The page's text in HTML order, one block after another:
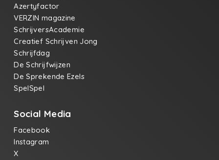
Azertyfactor
VERZIN magazine
SchrijversAcademie
Creatief Schrijven Jong
Schrijfdag
De Schrijfwijzen
De Sprekende Ezels
SpelSpel
Social Media
Facebook
Instagram
X